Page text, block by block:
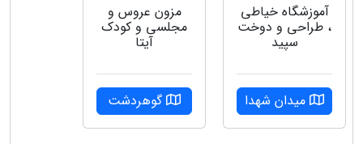
آموزشگاه خیاطی
، طراحی و دوخت
سپید
میدان شهدا
مزون عروس و
مجلسی و کودک
آیتا
گوهردشت